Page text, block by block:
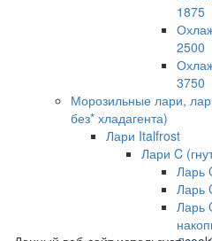
1875
2500
3750
Морозильные лари,
без* хладагента)
Лари Italfrost
Лари C
Ларь
Ларь
Ларь